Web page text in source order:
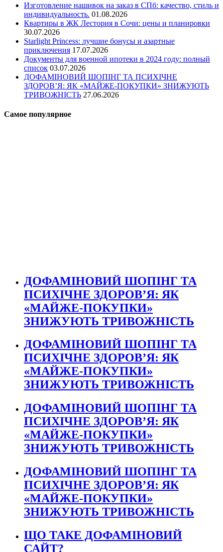
Изготовление нашивок на заказ в СПб: качество, стиль и
индивидуальность. 01.08.2026
Квартиры в ЖК Лестория в Сочи: цены и планировки
30.07.2026
Starlight Princess: лучшие бонусы и азартные
приключения 17.07.2026
Документы для военной ипотеки в 2024 году: полный
список 03.07.2026
ДОФАМІНОВИЙ ШОПІНГ ТА ПСИХІЧНЕ
ЗДОРОВ’Я: ЯК «МАЙЖЕ-ПОКУПКИ» ЗНИЖУЮТЬ
ТРИВОЖНІСТЬ 27.06.2026
Самое популярное
ДОФАМІНОВИЙ ШОПІНГ ТА
ПСИХІЧНЕ ЗДОРОВ’Я: ЯК
«МАЙЖЕ-ПОКУПКИ»
ЗНИЖУЮТЬ ТРИВОЖНІСТЬ
ДОФАМІНОВИЙ ШОПІНГ ТА
ПСИХІЧНЕ ЗДОРОВ’Я: ЯК
«МАЙЖЕ-ПОКУПКИ»
ЗНИЖУЮТЬ ТРИВОЖНІСТЬ
ДОФАМІНОВИЙ ШОПІНГ ТА
ПСИХІЧНЕ ЗДОРОВ’Я: ЯК
«МАЙЖЕ-ПОКУПКИ»
ЗНИЖУЮТЬ ТРИВОЖНІСТЬ
ДОФАМІНОВИЙ ШОПІНГ ТА
ПСИХІЧНЕ ЗДОРОВ’Я: ЯК
«МАЙЖЕ-ПОКУПКИ»
ЗНИЖУЮТЬ ТРИВОЖНІСТЬ
ЩО ТАКЕ ДОФАМІНОВИЙ
САЙТ?